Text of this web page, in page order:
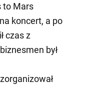
to Mars
koncert, a po
czas z
był